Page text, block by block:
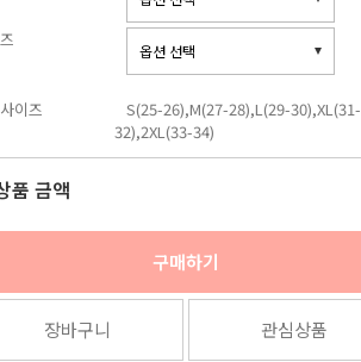
이즈
S(25-26),M(27-28),L(29-30),XL(31-
32),2XL(33-34)
품 금액
구매하기
장바구니 관심상품